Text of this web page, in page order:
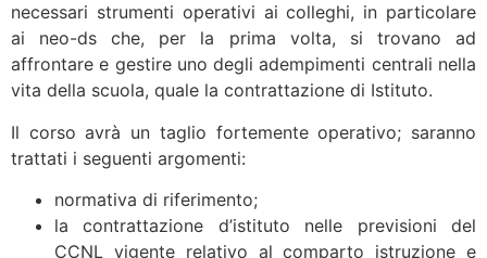
necessari strumenti operativi ai colleghi, in particolare
ai neo-ds che, per la prima volta, si trovano ad
affrontare e gestire uno degli adempimenti centrali nella
vita della scuola, quale la contrattazione di Istituto.
Il corso avrà un taglio fortemente operativo; saranno
trattati i seguenti argomenti:
normativa di riferimento;
la contrattazione d’istituto nelle previsioni del
CCNL vigente relativo al comparto istruzione e